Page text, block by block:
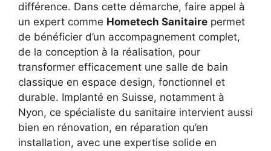
différence. Dans cette démarche, faire appel à
un expert comme Hometech Sanitaire permet
de bénéficier d’un accompagnement complet,
de la conception à la réalisation, pour
transformer efficacement une salle de bain
classique en espace design, fonctionnel et
durable. Implanté en Suisse, notamment à
Nyon, ce spécialiste du sanitaire intervient aussi
bien en rénovation, en réparation qu’en
installation, avec une expertise solide en